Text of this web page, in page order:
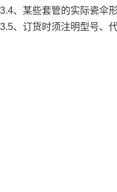
3.4、某些套管的实际瓷伞
3.5、订货时须注明型号、